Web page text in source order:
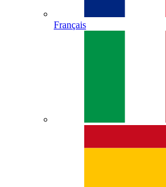
Français